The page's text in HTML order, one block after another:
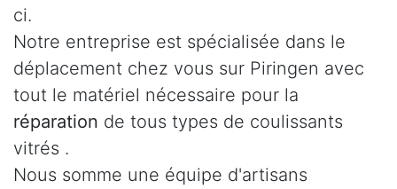
ci.
Notre entreprise est spécialisée dans le
déplacement chez vous sur Piringen avec
tout le matériel nécessaire pour la
réparation de tous types de coulissants
vitrés .
Nous somme une équipe d'artisans